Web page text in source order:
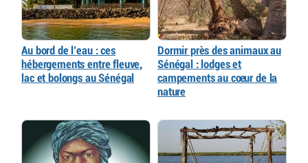
Au bord de l’eau : ces
hébergements entre fleuve,
lac et bolongs au Sénégal
Dormir près des animaux au
Sénégal : lodges et
campements au cœur de la
nature